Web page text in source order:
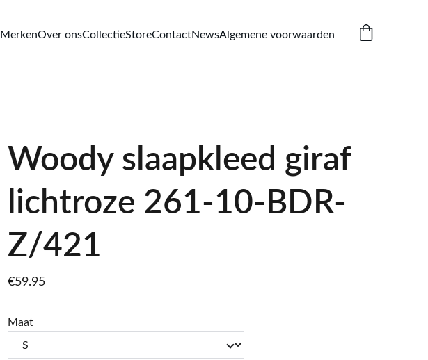
MerkenOver onsCollectieStoreContactNewsAlgemene voorwaarden
Woody slaapkleed giraf
lichtroze 261-10-BDR-
Z/421
€59.95
Maat